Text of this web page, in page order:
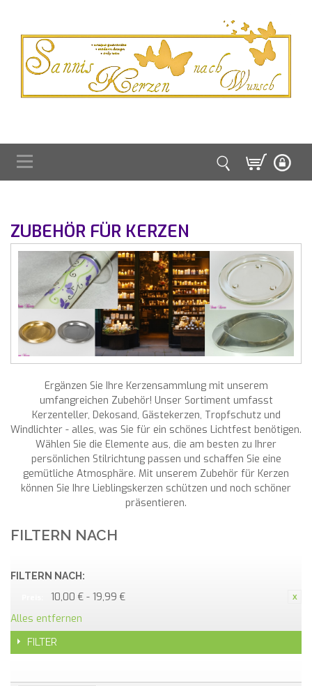
ZUBEHÖR FÜR KERZEN
Ergänzen Sie Ihre Kerzensammlung mit unserem
umfangreichen Zubehör! Unser Sortiment umfasst
Kerzenteller, Dekosand, Gästekerzen, Tropfschutz und
Windlichter - alles, was Sie für ein schönes Lichtfest benötigen.
Wählen Sie die Elemente aus, die am besten zu Ihrer
persönlichen Stilrichtung passen und schaffen Sie eine
gemütliche Atmosphäre. Mit unserem Zubehör für Kerzen
können Sie Ihre Lieblingskerzen schützen und noch schöner
präsentieren.
FILTERN NACH
FILTERN NACH:
10,00 € - 19,99 €
Alles entfernen
FILTER